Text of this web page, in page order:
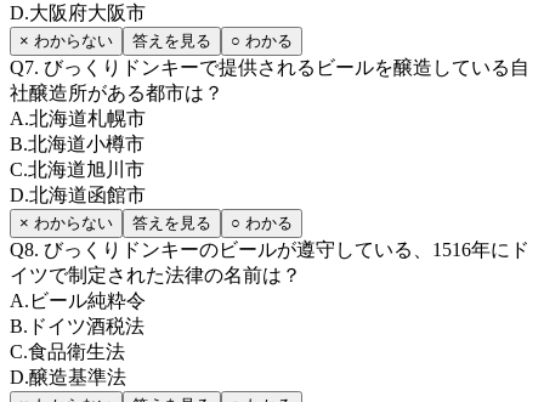
D.大阪府大阪市
× わからない 答えを見る ○ わかる
Q7. びっくりドンキーで提供されるビールを醸造している自
社醸造所がある都市は？
A.北海道札幌市
B.北海道小樽市
C.北海道旭川市
D.北海道函館市
× わからない 答えを見る ○ わかる
Q8. びっくりドンキーのビールが遵守している、1516年にド
イツで制定された法律の名前は？
A. ビール純粋令
B. ドイツ酒税法
C.食品衛生法
D.醸造基準法